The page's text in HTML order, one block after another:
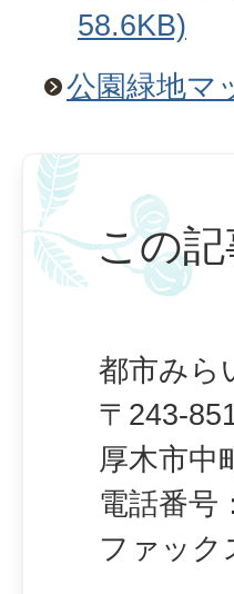
58.6KB)
公園緑地マ
この
都市みら
〒243-
厚木市中
電話番号：
ファック